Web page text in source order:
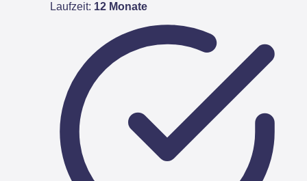
Laufzeit: 12 Monate